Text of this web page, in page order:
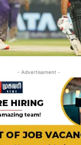
- Advertisement -